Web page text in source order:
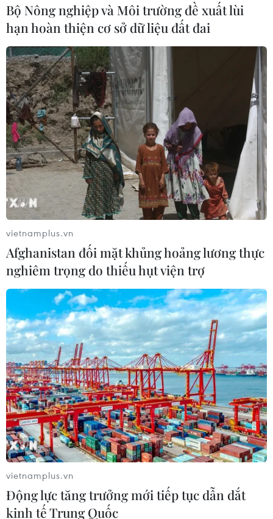
Bộ Nông nghiệp và Môi trường đề xuất lùi
hạn hoàn thiện cơ sở dữ liệu đất đai
vietnamplus.vn
Afghanistan đối mặt khủng hoảng lương thực
nghiêm trọng do thiếu hụt viện trợ
vietnamplus.vn
Động lực tăng trưởng mới tiếp tục dẫn dắt
kinh tế Trung Quốc